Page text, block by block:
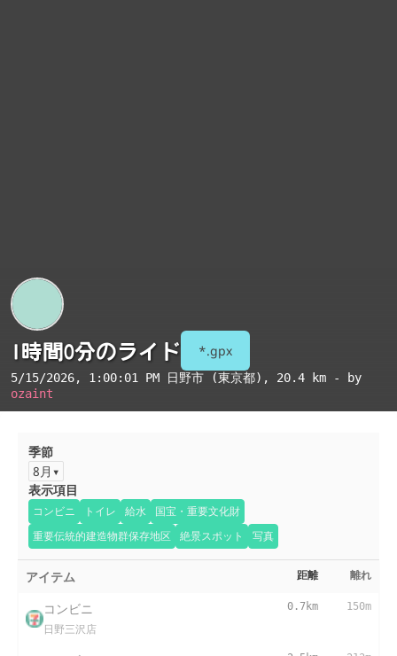
1時間0分のライド *.gpx
5/15/2026, 1:00:01 PM 日野市 (東京都) , 20.4 km - by
ozaint
季節
8月
表示項目
コンビニ トイレ 給水
国宝・重要文化財
重要伝統的建造物群保存地区
絶景スポット 写真
アイテム 距離 離れ
コンビニ
日野三沢店
0.7km 150m